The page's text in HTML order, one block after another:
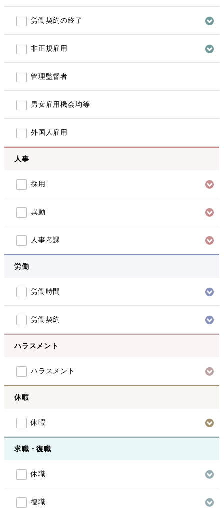
労働契約の終了
非正規雇用
管理監督者
男女雇用機会均等
外国人雇用
人事
採用
異動
人事考課
労働
労働時間
労働契約
ハラスメント
ハラスメント
休暇
休暇
求職・復職
休職
復職